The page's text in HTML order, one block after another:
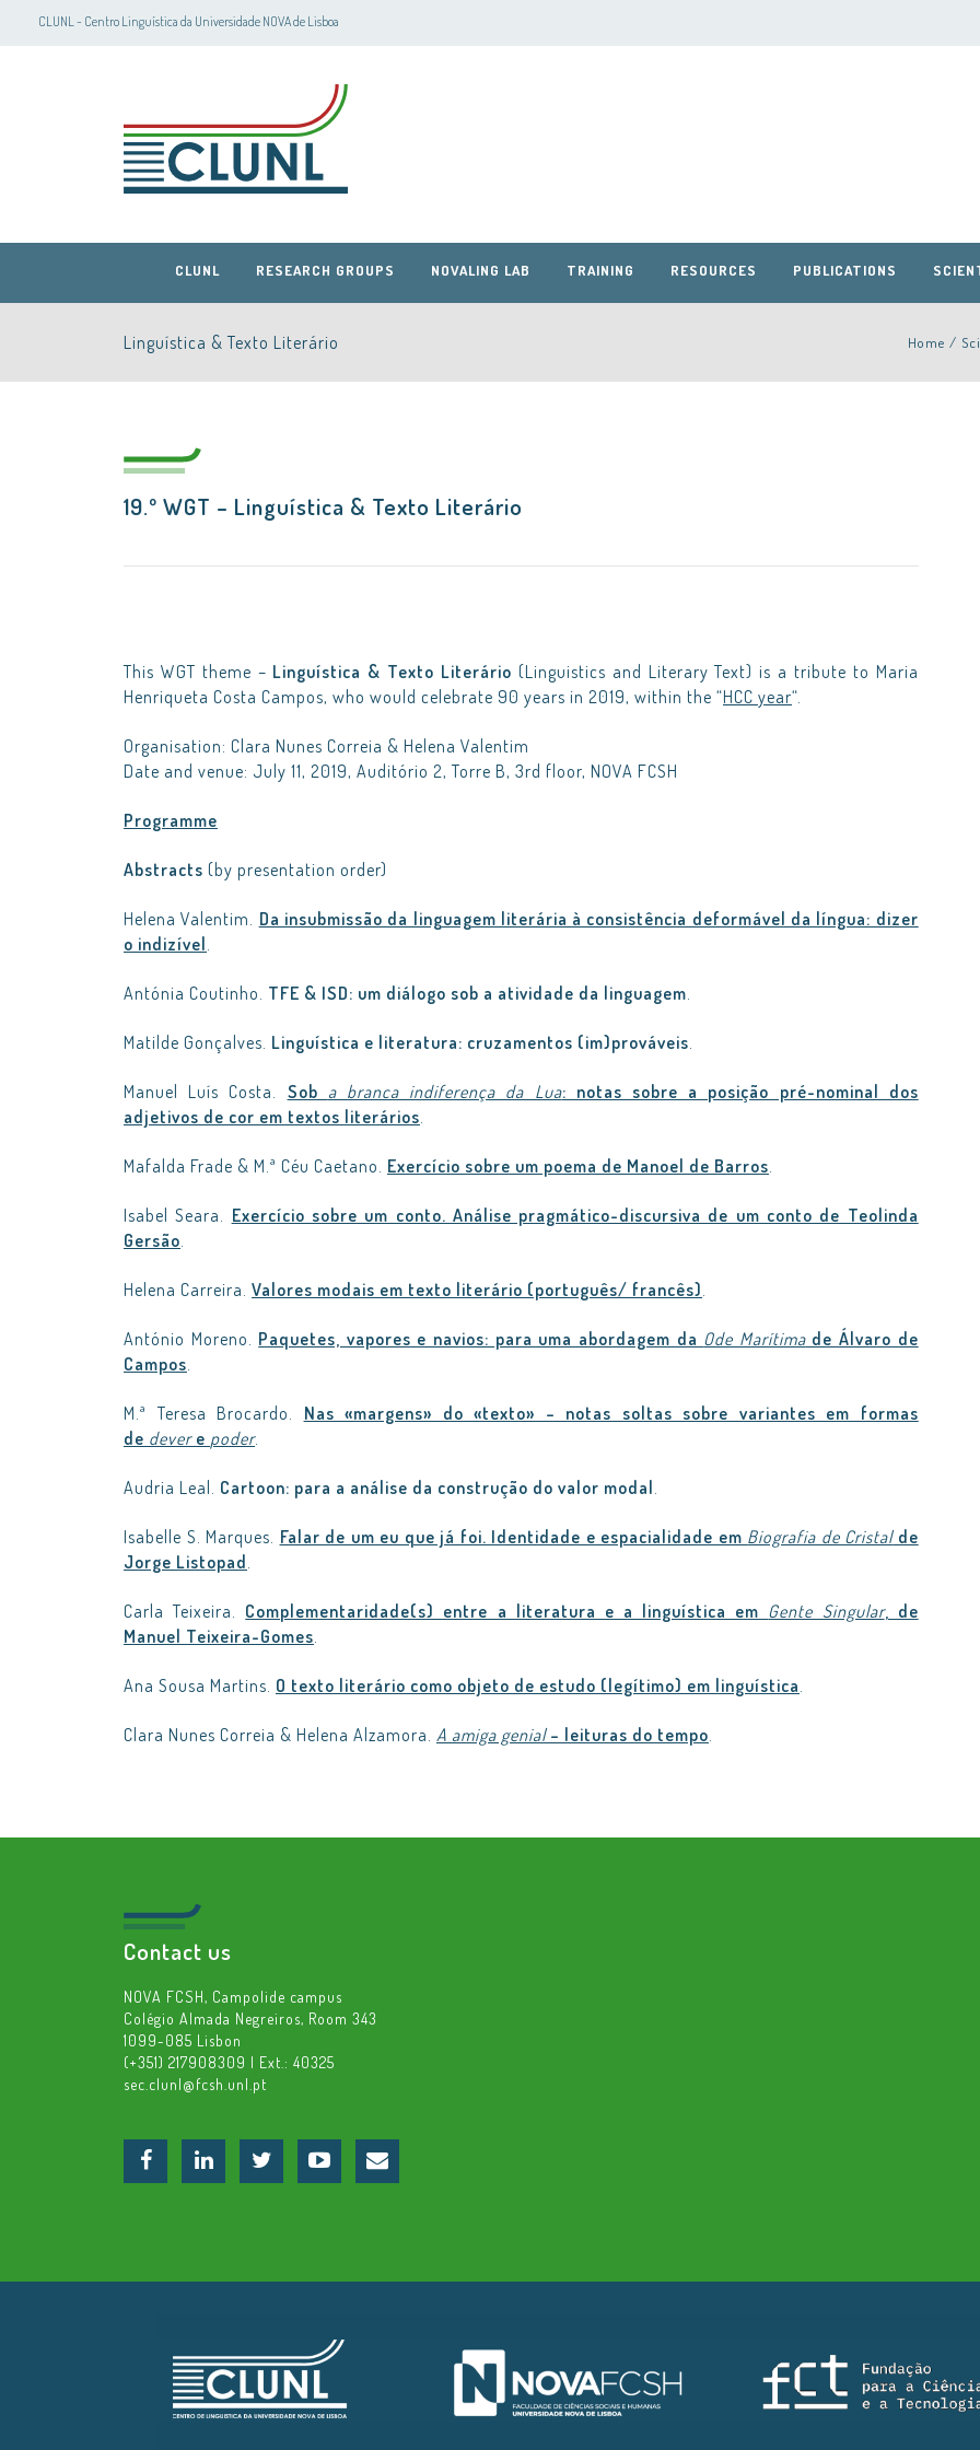
CLUNL - Centro Linguística da Universidade NOVA de Lisboa
CLUNL
CLUNL RESEARCH GROUPS NOVALING LAB TRAINING RESOURCES PUBLICATIONS
Linguística & Texto Literário Home /
19.º WGT – Linguística & Texto Literário
This WGT theme – Linguística & Texto Literário (Linguistics and Literary Text) is a tribute to Maria
Henriqueta Costa Campos, who would celebrate 90 years in 2019, within the “HCC year“.
Organisation: Clara Nunes Correia & Helena Valentim
Date and venue: July 11, 2019, Auditório 2, Torre B, 3rd floor, NOVA FCSH
Programme
Abstracts (by presentation order)
Helena Valentim. Da insubmissão da linguagem literária à consistência deformável da língua: dizer
o indizível.
Antónia Coutinho. TFE & ISD: um diálogo sob a atividade da linguagem.
Matilde Gonçalves. Linguística e literatura: cruzamentos (im)prováveis.
Manuel Luís Costa. Sob a branca indiferença da Lua: notas sobre a posição pré-nominal dos
adjetivos de cor em textos literários.
Mafalda Frade & M.ª Céu Caetano. Exercício sobre um poema de Manoel de Barros.
Isabel Seara. Exercício sobre um conto. Análise pragmático-discursiva de um conto de Teolinda
Gersão.
Helena Carreira. Valores modais em texto literário (português/ francês).
António Moreno. Paquetes, vapores e navios: para uma abordagem da Ode Marítimade Álvaro de
Campos.
M.ª Teresa Brocardo. Nas «margens» do «texto» – notas soltas sobre variantes em formas
de devere poder.
Audria Leal. Cartoon: para a análise da construção do valor modal.
Isabelle S. Marques. Falar de um eu que já foi. Identidade e espacialidade em Biografia de Cristalde
Jorge Listopad.
Carla Teixeira. Complementaridade(s) entre a literatura e a linguística em Gente Singular, de
Manuel Teixeira-Gomes.
Ana Sousa Martins. O texto literário como objeto de estudo (legítimo) em linguística.
Clara Nunes Correia & Helena Alzamora. A amiga genial– leituras do tempo.
Contact us
NOVA FCSH, Campolide campus
Colégio Almada Negreiros, Room 343
1099-085 Lisbon
(+351) 217908309 | Ext.: 40325
sec.clunl@fcsh.unl.pt